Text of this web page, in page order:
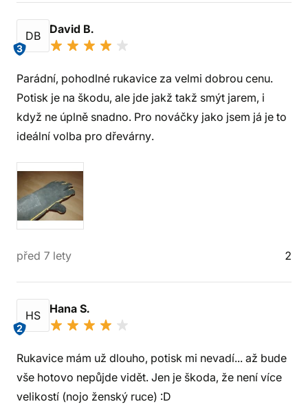
DB
3
David B.
Parádní, pohodlné rukavice za velmi dobrou cenu.
Potisk je na škodu, ale jde jakž takž smýt jarem, i
když ne úplně snadno. Pro nováčky jako jsem já je to
ideální volba pro dřevárny.
před 7 lety 2
HS
2
Hana S.
Rukavice mám už dlouho, potisk mi nevadí... až bude
vše hotovo nepůjde vidět. Jen je škoda, že není více
velikostí (nojo ženský ruce) :D